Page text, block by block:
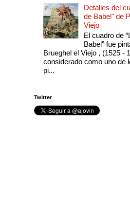
Detalles del
de Babel" de
Viejo
El cuadro de
Babel” fue
Brueghel el Viejo , (1525 -
considerado como uno de
pi...
Twitter